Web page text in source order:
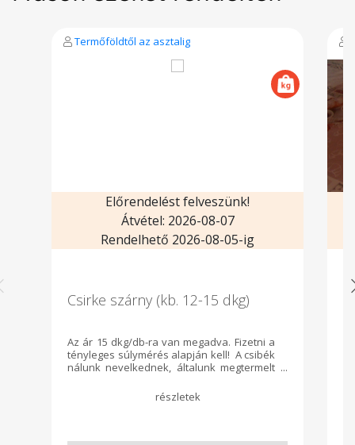
Termőföldtől az asztalig
Előrendelést felveszünk!
Átvétel: 2026-08-07
Rendelhető 2026-08-05-ig
Csirke szárny (kb. 12-15 dkg)
Az ár 15 dkg/db-ra van megadva. Fizetni a
tényleges súlymérés alapján kell! A csibék
nálunk nevelkednek, általunk megtermelt
bontjuk és értékesítjük. Jó szívvel ajánljuk